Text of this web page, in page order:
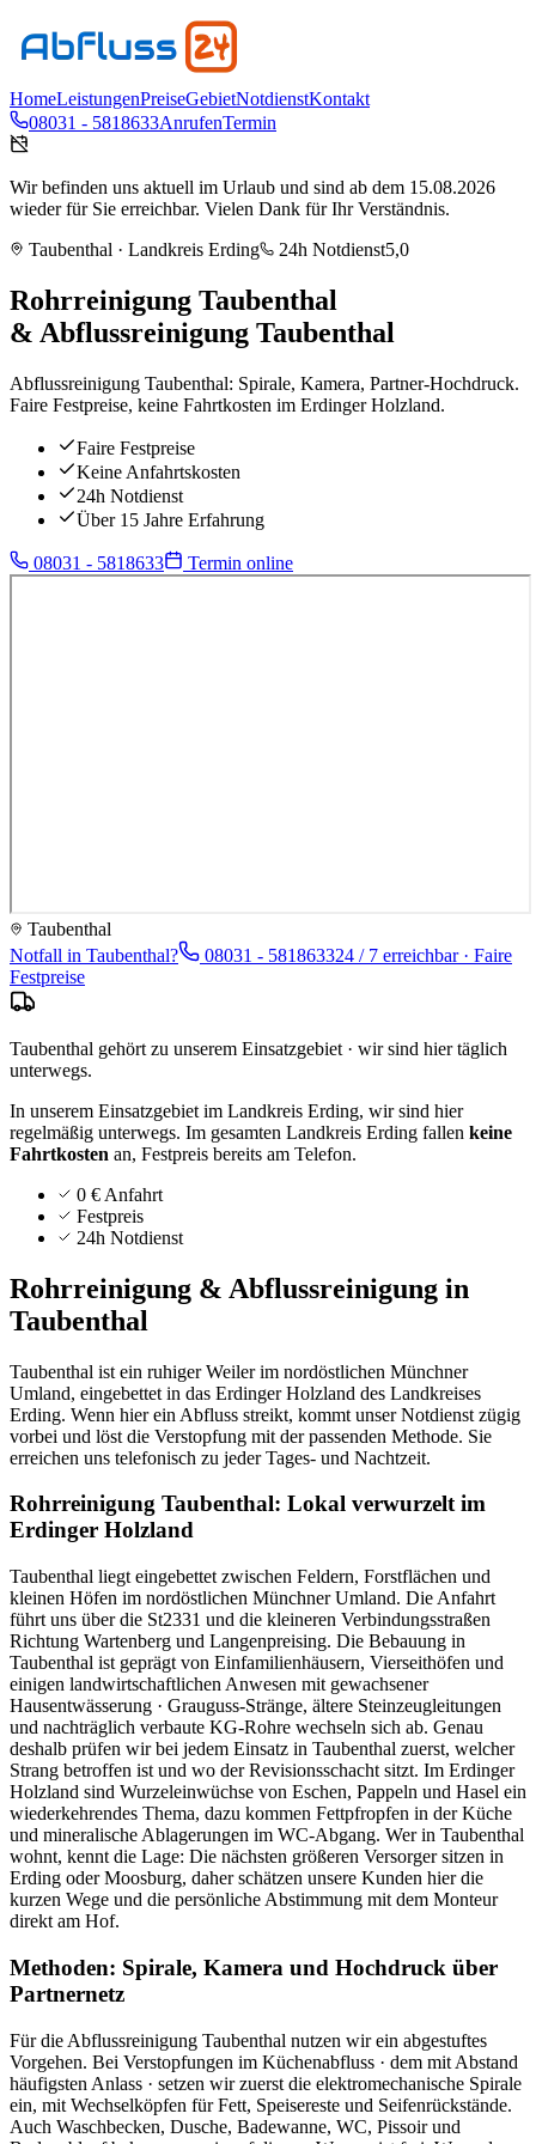
HomeLeistungenPreiseGebietNotdienstKontakt
08031 - 5818633AnrufenTermin
Wir befinden uns aktuell im Urlaub und sind ab dem 15.08.2026
wieder für Sie erreichbar. Vielen Dank für Ihr Verständnis.
Taubenthal · Landkreis Erding 24h Notdienst5,0
Rohrreinigung Taubenthal
& Abflussreinigung Taubenthal
Abflussreinigung Taubenthal: Spirale, Kamera, Partner-Hochdruck.
Faire Festpreise, keine Fahrtkosten im Erdinger Holzland.
Faire Festpreise
Keine Anfahrtskosten
24h Notdienst
Über 15 Jahre Erfahrung
08031 - 5818633 Termin online
Taubenthal
Notfall in Taubenthal? 08031 - 581863324 / 7 erreichbar · Faire
Festpreise
Taubenthal gehört zu unserem Einsatzgebiet · wir sind hier täglich
unterwegs.
In unserem Einsatzgebiet im Landkreis Erding, wir sind hier
regelmäßig unterwegs. Im gesamten Landkreis Erding fallen keine
Fahrtkosten an, Festpreis bereits am Telefon.
0 € Anfahrt
Festpreis
24h Notdienst
Rohrreinigung & Abflussreinigung in
Taubenthal
Taubenthal ist ein ruhiger Weiler im nordöstlichen Münchner
Umland, eingebettet in das Erdinger Holzland des Landkreises
Erding. Wenn hier ein Abfluss streikt, kommt unser Notdienst zügig
vorbei und löst die Verstopfung mit der passenden Methode. Sie
erreichen uns telefonisch zu jeder Tages- und Nachtzeit.
Rohrreinigung Taubenthal: Lokal verwurzelt im
Erdinger Holzland
Taubenthal liegt eingebettet zwischen Feldern, Forstflächen und
kleinen Höfen im nordöstlichen Münchner Umland. Die Anfahrt
führt uns über die St2331 und die kleineren Verbindungsstraßen
Richtung Wartenberg und Langenpreising. Die Bebauung in
Taubenthal ist geprägt von Einfamilienhäusern, Vierseithöfen und
einigen landwirtschaftlichen Anwesen mit gewachsener
Hausentwässerung · Grauguss-Stränge, ältere Steinzeugleitungen
und nachträglich verbaute KG-Rohre wechseln sich ab. Genau
deshalb prüfen wir bei jedem Einsatz in Taubenthal zuerst, welcher
Strang betroffen ist und wo der Revisionsschacht sitzt. Im Erdinger
Holzland sind Wurzeleinwüchse von Eschen, Pappeln und Hasel ein
wiederkehrendes Thema, dazu kommen Fettpfropfen in der Küche
und mineralische Ablagerungen im WC-Abgang. Wer in Taubenthal
wohnt, kennt die Lage: Die nächsten größeren Versorger sitzen in
Erding oder Moosburg, daher schätzen unsere Kunden hier die
kurzen Wege und die persönliche Abstimmung mit dem Monteur
direkt am Hof.
Methoden: Spirale, Kamera und Hochdruck über
Partnernetz
Für die Abflussreinigung Taubenthal nutzen wir ein abgestuftes
Vorgehen. Bei Verstopfungen im Küchenabfluss · dem mit Abstand
häufigsten Anlass · setzen wir zuerst die elektromechanische Spirale
ein, mit Wechselköpfen für Fett, Speisereste und Seifenrückstände.
Auch Waschbecken, Dusche, Badewanne, WC, Pissoir und